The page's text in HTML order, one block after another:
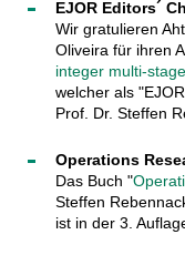
EJOR Editors´
Wir gratulieren
Oliveira für ihren
integer multi-
welcher als
Prof. Dr. Steffen
Operations
Das Buch "
Steffen
ist in der 3.